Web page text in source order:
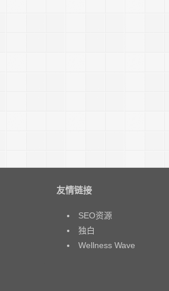
友情链接
SEO资源
独白
Wellness Wave